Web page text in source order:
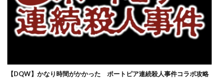
【DQW】かなり時間がかかった ポートピア連続殺人事件コラボ攻略